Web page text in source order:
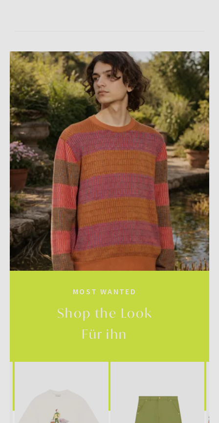
MOST WANTED
Shop the Look
Für ihn